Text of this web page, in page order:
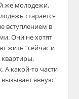
же молодежи,
старается
вступлением в
Они не хотят
жить “сейчас и
квартиры,
А какой-то части
явную